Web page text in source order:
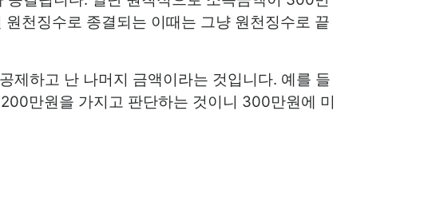
천징수로 종결되는 이때는 그냥 원천징수로 끝
제하고 난 나머지 금액이라는 것입니다. 예를 들
만원을 가지고 판단하는 것이니 300만원에 미